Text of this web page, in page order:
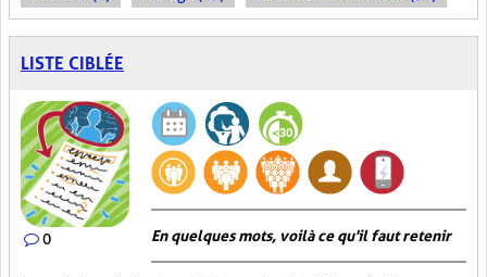
LISTE CIBLÉE
0 En quelques mots, voilà ce qu'il faut retenir